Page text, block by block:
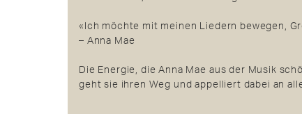
«Ich möchte mit meinen Liedern bewegen,
– Anna Mae
Die Energie, die Anna Mae aus der Musik
geht sie ihren Weg und appelliert dabei an